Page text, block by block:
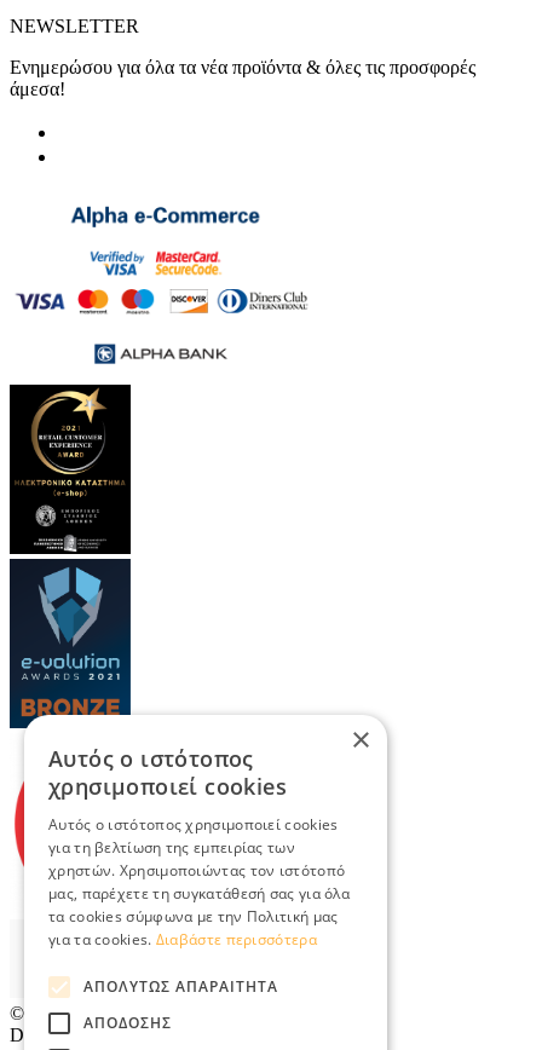
NEWSLETTER
Ενημερώσου για όλα τα νέα προϊόντα & όλες τις προσφορές
άμεσα!
© 2026 TradeRetail.gr
Designed & developed by
×
Αυτός ο ιστότοπος
χρησιμοποιεί cookies
Αυτός ο ιστότοπος χρησιμοποιεί cookies
για τη βελτίωση της εμπειρίας των
χρηστών. Χρησιμοποιώντας τον ιστότοπό
μας, παρέχετε τη συγκατάθεσή σας για όλα
τα cookies σύμφωνα με την Πολιτική μας
για τα cookies. Διαβάστε περισσότερα
ΑΠΟΛΎΤΩΣ ΑΠΑΡΑΊΤΗΤΑ
ΑΠΌΔΟΣΗΣ